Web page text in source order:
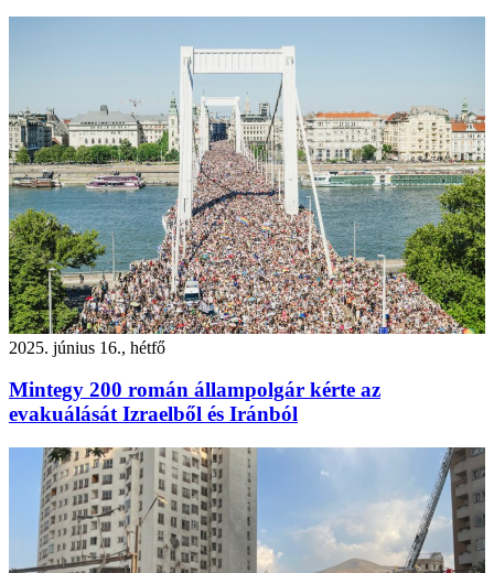
2025. június 16., hétfő
Mintegy 200 román állampolgár kérte az
evakuálását Izraelből és Iránból